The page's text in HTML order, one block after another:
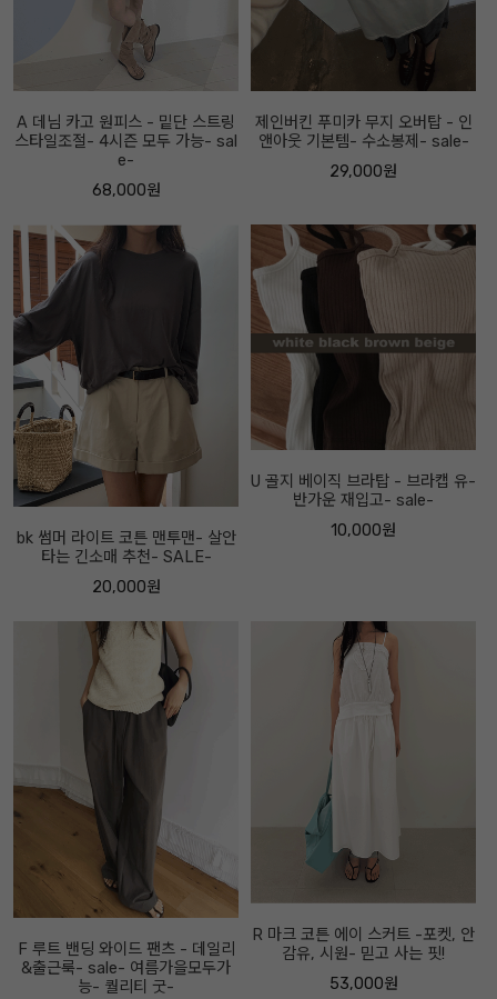
A 데님 카고 원피스 - 밑단 스트링
스타일조절- 4시즌 모두 가능- sal
e-
68,000원
제인버킨 푸미카 무지 오버탑 - 인
앤아웃 기본템- 수소봉제- sale-
29,000원
bk 썸머 라이트 코튼 맨투맨- 살안
타는 긴소매 추천- SALE-
20,000원
U 골지 베이직 브라탑 - 브라캡 유-
반가운 재입고- sale-
10,000원
F 루트 밴딩 와이드 팬츠 - 데일리
&출근룩- sale- 여름가을모두가
능- 퀄리티 굿-
R 마크 코튼 에이 스커트 -포켓, 안
감유, 시원- 믿고 사는 핏!
53,000원